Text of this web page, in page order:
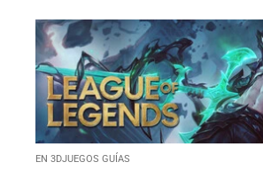
EN 3DJUEGOS GUÍAS